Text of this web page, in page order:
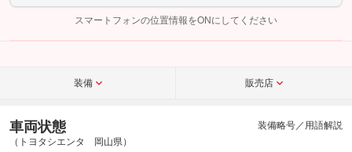
完了してください。
こちら
スマートフォンの位置情報をONにしてください
装備 販売店
車両状態
（トヨタシエンタ 岡山県）
装備略号／用語解説